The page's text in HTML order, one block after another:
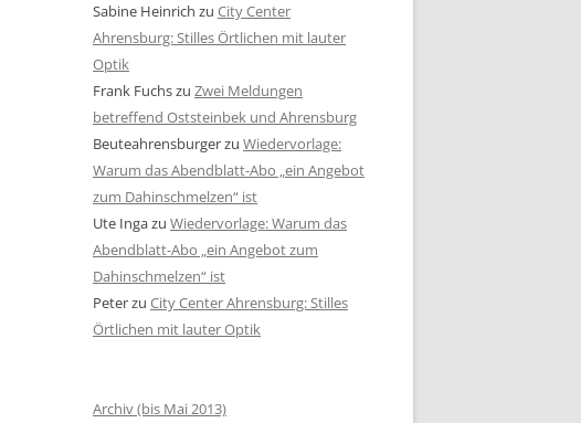
Sabine Heinrich zu City Center
Ahrensburg: Stilles Örtlichen mit lauter
Optik
Frank Fuchszu Zwei Meldungen
betreffend Oststeinbek und Ahrensburg
Beuteahrensburgerzu Wiedervorlage:
Warum das Abendblatt-Abo „ein Angebot
zum Dahinschmelzen“ ist
Ute Ingazu Wiedervorlage: Warum das
Abendblatt-Abo „ein Angebot zum
Dahinschmelzen“ ist
Peterzu City Center Ahrensburg: Stilles
Örtlichen mit lauter Optik
Archiv (bis Mai 2013)